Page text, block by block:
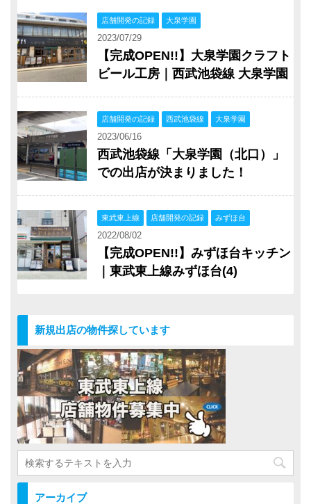
店舗開発の記録 大泉学園
2023/07/29
【完成OPEN!!】大泉学園クラフト
ビール工房｜西武池袋線 大泉学園
店舗開発の記録 西武池袋線 大泉学園
2023/06/16
西武池袋線「大泉学園（北口）」
での出店が決まりました！
東武東上線 店舗開発の記録 みずほ台
2022/08/02
【完成OPEN!!】みずほ台キッチン
｜東武東上線みずほ台(4)
新規出店の物件探しています
アーカイブ